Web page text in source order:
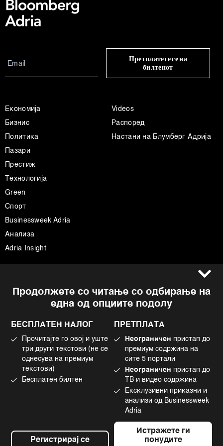
Продолжете со читање со одбирање на
една од опциите подолу
БЕСПЛАТЕН НАЛОГ
Прочитајте го овој и уште
три други текстови (не се
однесува на премиум
текстови)
Бесплатен билтен
Регистрирај се
ПРЕТПЛАТА
Неограничен пристап до
премиум содржина на
сите 5 портали
Неограничен пристап до
ТВ и видео содржина
Ексклузивни приказни и
анализи од Businessweek
Adria
Истражете ги
понудите
Претплатете се на
билтенот
Економија
Бизнис
Политика
Пазари
Престиж
Технологија
Green
Спорт
Businessweek Adria
Анализа
Adria Insight
Videos
Распоред
Настани на Блумберг Адрија
Импресум
Политика на приватност
Политика за колачиња
Употреба на вештачка интелигенција
Facebook
Instagram
Twitter
Tiktok
©2022 - 2026 Bloomberg L.P. All Rights Reserved. BLOOMBERG and the
BLOOMBERG logo are registered trademarks and service marks of
Bloomberg Finance L.P. or its subsidiaries, displayed with permission
Bloomberg Adria is a Mtel Swiss SA Property
News CMS by Cubes